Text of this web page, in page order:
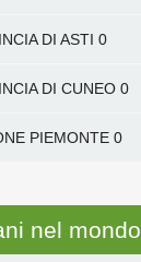
DI ASTI 0
DI CUNEO0
PIEMONTE0
nel mondo